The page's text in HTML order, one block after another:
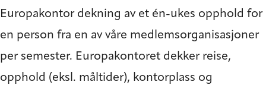
Europakontor dekning av et én-ukes opphold for
en person fra en av våre medlemsorganisasjoner
per semester. Europakontoret dekker reise,
opphold (eksl. måltider), kontorplass og